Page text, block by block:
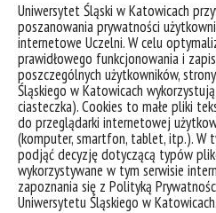
Uniwersytet Śląski w Katowicach
poszanowania prywatności
internetowe Uczelni. W celu
prawidłowego funkcjonowania i
poszczególnych użytkowników,
Śląskiego w Katowicach
ciasteczka). Cookies to małe pliki
do przeglądarki internetowej
(komputer, smartfon, tablet, itp.). W
podjąć decyzję dotyczącą typów
wykorzystywane w tym serwisie
zapoznania się z Polityką
Uniwersytetu Śląskiego w Katowicach.
deklaracja dostępności
mapa strony
Uniwersytet Śląski w Katowicach